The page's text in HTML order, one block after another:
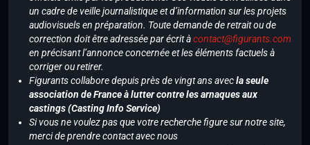
un cadre de veille journalistique et d’information sur les projets
audiovisuels en préparation. Toute demande de retrait ou de
correction doit être adressée par écrit àcontact@figurants.com
en précisant l’annonce concernée et les éléments factuels à
corriger ou retirer.
Figurants collabore depuis près de vingt ans avecla seule
association de France à lutter contre les arnaques aux
castings (Casting Info Service)
Si vous ne voulez pas que votre recherche figure sur notre site,
merci de prendre contact avec nous